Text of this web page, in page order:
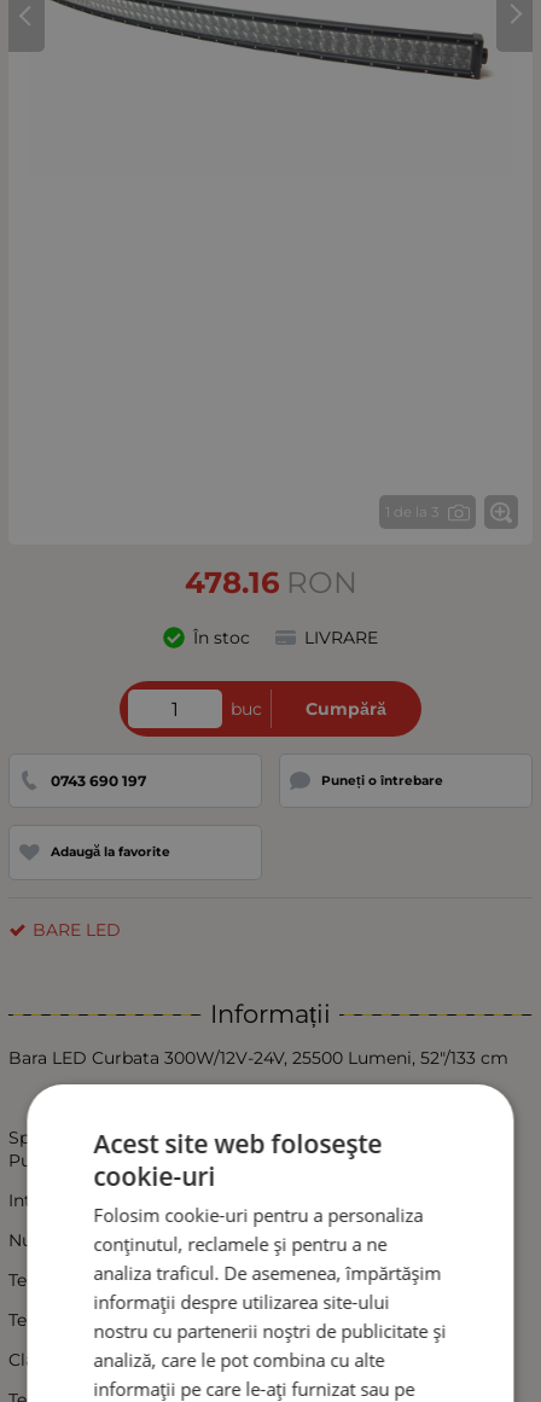
1 de la 3
478.16 RON
În stoc LIVRARE
buc Cumpără
0743 690 197 Puneți o întrebare
Adaugă la favorite
BARE LED
Informații
Bara LED Curbata 300W/12V-24V, 25500 Lumeni, 52"/133 cm
Specificatii produs:
Putere: 300W
Intensitate: 25500 lumeni
Numar leduri: 100x3W high intensity CREE XBD LEDs
Tensiunea de lucru: 10-30V
Temperatura de lucru: -40 grade / +85 grade Celsius
Clasa protectie: IP 67
Acest site web folosește
cookie-uri
Folosim cookie-uri pentru a personaliza
conținutul, reclamele și pentru a ne
analiza traficul. De asemenea, împărtășim
informații despre utilizarea site-ului
nostru cu partenerii noștri de publicitate și
analiză, care le pot combina cu alte
informații pe care le-ați furnizat sau pe